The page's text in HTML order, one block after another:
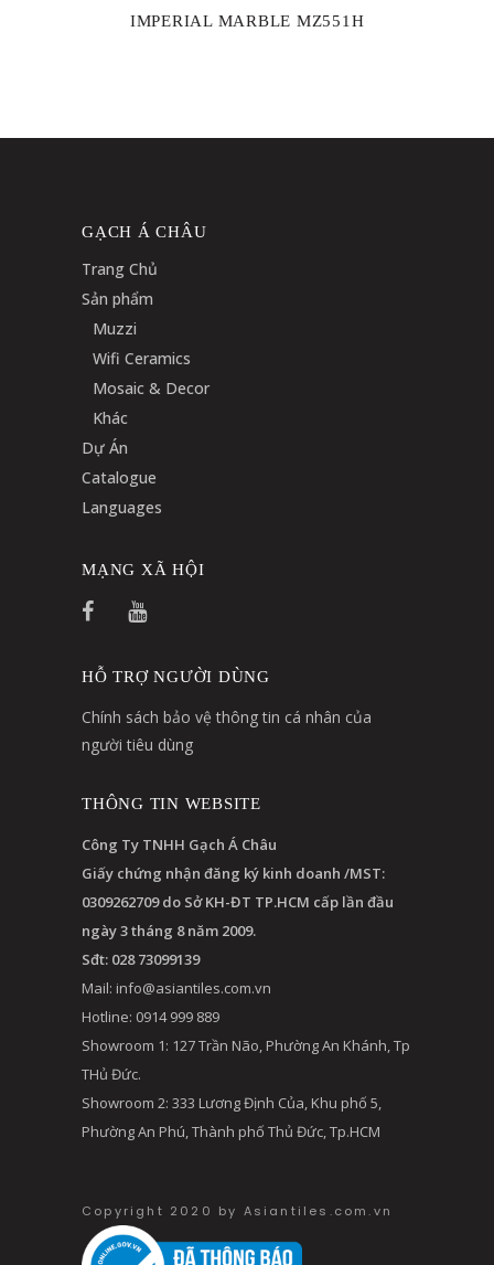
IMPERIAL MARBLE MZ551H
GẠCH Á CHÂU
Trang Chủ
Sản phẩm
Muzzi
Wifi Ceramics
Mosaic & Decor
Khác
Dự Án
Catalogue
Languages
MẠNG XÃ HỘI
HỖ TRỢ NGƯỜI DÙNG
Chính sách bảo vệ thông tin cá nhân của
người tiêu dùng
THÔNG TIN WEBSITE
Công Ty TNHH Gạch Á Châu
Giấy chứng nhận đăng ký kinh doanh /MST:
0309262709 do Sở KH-ĐT TP.HCM cấp lần đầu
ngày 3 tháng 8 năm 2009.
Sđt: 028 73099139
Mail: info@asiantiles.com.vn
Hotline: 0914 999 889
Showroom 1: 127 Trần Não, Phường An Khánh, Tp
THủ Đức.
Showroom 2: 333 Lương Định Của, Khu phố 5,
Phường An Phú, Thành phố Thủ Đức, Tp.HCM
Copyright 2020 by Asiantiles.com.vn